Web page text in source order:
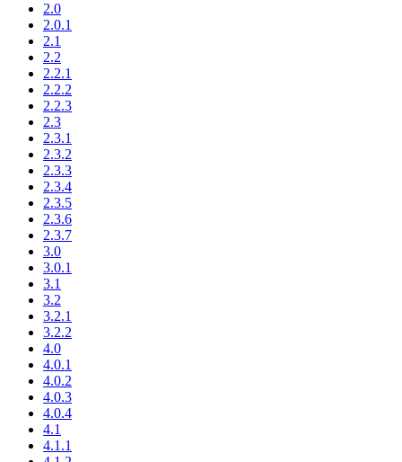
2.0
2.0.1
2.1
2.2
2.2.1
2.2.2
2.2.3
2.3
2.3.1
2.3.2
2.3.3
2.3.4
2.3.5
2.3.6
2.3.7
3.0
3.0.1
3.1
3.2
3.2.1
3.2.2
4.0
4.0.1
4.0.2
4.0.3
4.0.4
4.1
4.1.1